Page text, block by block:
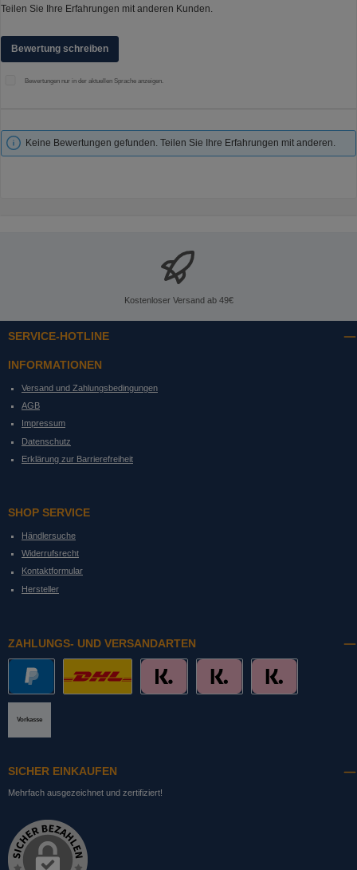
Teilen Sie Ihre Erfahrungen mit anderen Kunden.
Bewertung schreiben
Bewertungen nur in der aktuellen Sprache anzeigen.
Keine Bewertungen gefunden. Teilen Sie Ihre Erfahrungen mit anderen.
Kostenloser Versand ab 49€
SERVICE-HOTLINE
INFORMATIONEN
Versand und Zahlungsbedingungen
AGB
Impressum
Datenschutz
Erklärung zur Barrierefreiheit
SHOP SERVICE
Händlersuche
Widerrufsrecht
Kontaktformular
Hersteller
ZAHLUNGS- UND VERSANDARTEN
Vorkasse
SICHER EINKAUFEN
Mehrfach ausgezeichnet und zertifiziert!